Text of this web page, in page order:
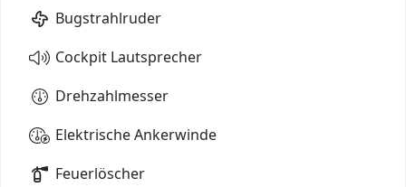
Bugstrahlruder
Cockpit Lautsprecher
Drehzahlmesser
Elektrische Ankerwinde
Feuerlöscher